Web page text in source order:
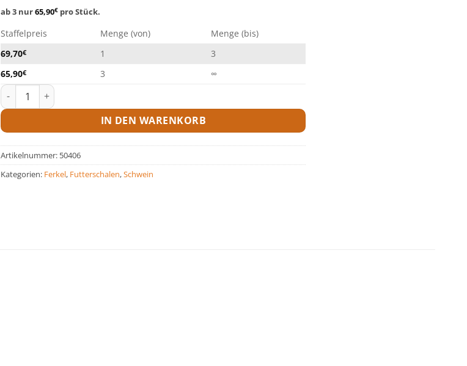
ab 3 nur65,90€ pro Stück.
Staffelpreis Menge (von)
Menge (bis)
69,70€ 1
3
65,90€ 3
∞
Längstrog Edelstahl Menge
IN DEN WARENKORB
Artikelnummer: 50406
Kategorien: Ferkel, Futterschalen,Schwein